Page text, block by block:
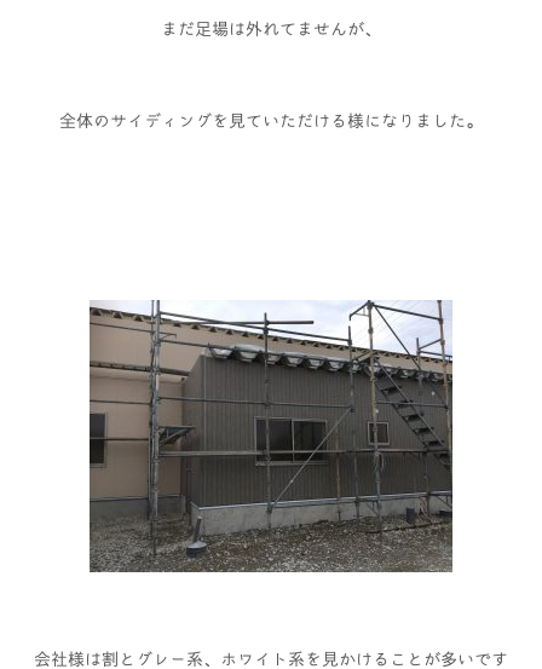
まだ足場は外れてませんが、
全体のサイディングを見ていただける様になりました。
会社様は割とグレー系、ホワイト系を見かけることが多いです